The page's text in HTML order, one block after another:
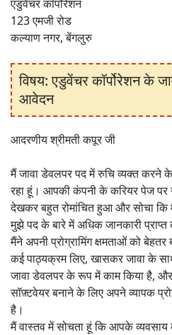
एडुवेंचर कॉर्पोरेशन
123 एमजी रोड
कल्याण नगर, बेंगलुरु
विषय: एडुवेंचर कॉर्पोरेशन के
आवेदन
आदरणीय श्रीमती कपूर जी
मैं जावा डेवलपर पद में रुचि व्यक्त करने
रहा हूं। आपकी कंपनी के करियर पेज पर
देखकर बहुत रोमांचित हुआ और सोचा
मुझे पद के बारे में अधिक जानकारी प्राप्त
मैंने अपनी प्रोग्रामिंग क्षमताओं को
कई पाठ्यक्रम लिए, खासकर जावा के
जावा डेवलपर के रूप में काम किया है,
सॉफ़्टवेयर बनाने के लिए अपने व्यापक
है।
मैं वास्तव में सोचता हूं कि आपके व्यवसाय